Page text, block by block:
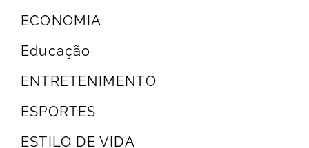
ECONOMIA
Educação
ENTRETENIMENTO
ESPORTES
ESTILO DE VIDA